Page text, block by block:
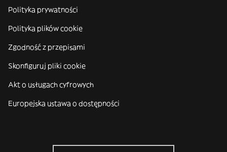
Polityka prywatności
Polityka plików cookie
Zgodność z przepisami
Skonfiguruj pliki cookie
Akt o usługach cyfrowych
Europejska ustawa o dostępności